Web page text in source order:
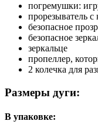
погремушки:
прорезыватель с
безопасное
безопасное
зеркальце
пропеллер,
2 колечка для
Размеры дуги:
В упаковке: